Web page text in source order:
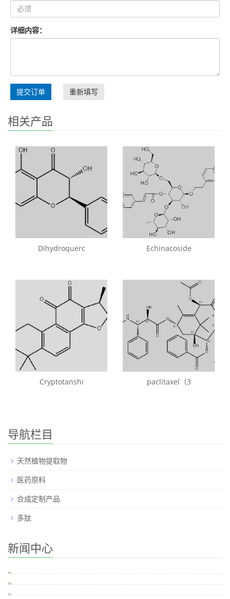
详细内容：
提交订单 重新填写
相关产品
Dihydroquerc Echinacoside
Cryptotanshi paclitaxel（3
导航栏目
天然植物提取物
医药原料
合成定制产品
多肽
新闻中心